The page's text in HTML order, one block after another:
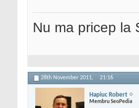
Nu ma pricep la
28th November 2011, 21:16
Hapiuc Robert
Membru SeoPedia